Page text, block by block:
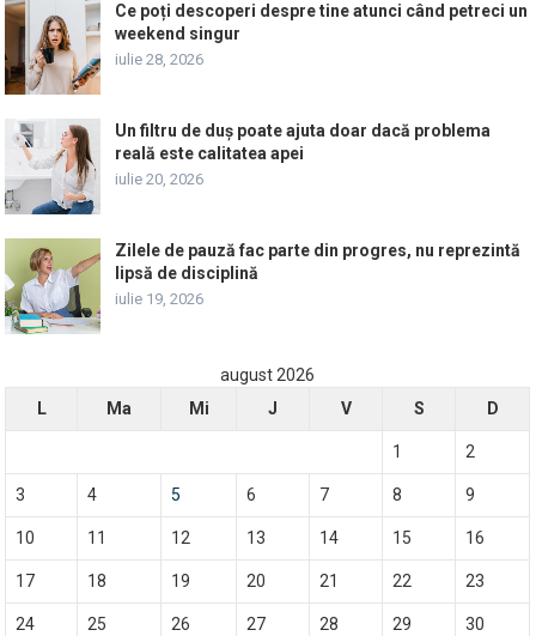
Ce poți descoperi despre tine atunci când petreci un
weekend singur
iulie 28, 2026
Un filtru de duș poate ajuta doar dacă problema
reală este calitatea apei
iulie 20, 2026
Zilele de pauză fac parte din progres, nu reprezintă
lipsă de disciplină
iulie 19, 2026
august 2026
L
Ma Mi J V S D
1 2
3 4 5 6 7 8 9
10 11 12 13 14 15 16
17 18 19 20 21 22 23
24 25 26 27 28 29 30